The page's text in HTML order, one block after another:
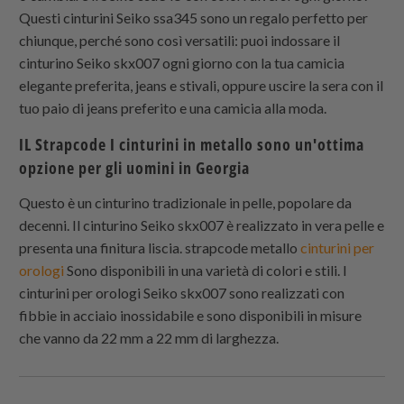
Questi cinturini Seiko ssa345 sono un regalo perfetto per
chiunque, perché sono così versatili: puoi indossare il
cinturino Seiko skx007 ogni giorno con la tua camicia
elegante preferita, jeans e stivali, oppure uscire la sera con il
tuo paio di jeans preferito e una camicia alla moda.
ILStrapcode I cinturini in metallo sono un'ottima
opzione per gli uomini in Georgia
Questo è un cinturino tradizionale in pelle, popolare da
decenni. Il cinturino Seiko skx007 è realizzato in vera pelle e
presenta una finitura liscia. strapcodemetallocinturini per
orologi Sono disponibili in una varietà di colori e stili. I
cinturini per orologi Seiko skx007 sono realizzati con
fibbie in acciaio inossidabile e sono disponibili in misure
che vanno da 22 mm a 22 mm di larghezza.